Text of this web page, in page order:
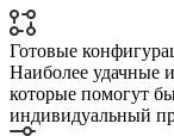
Готовые
Наиболее удачные
которые помогут
индивидуальный